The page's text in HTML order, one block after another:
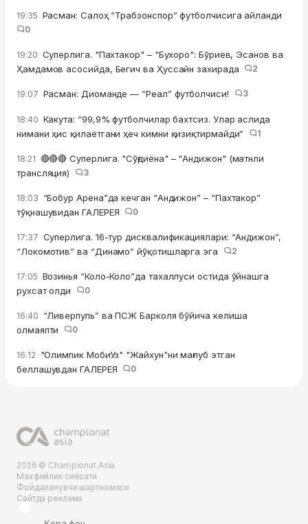
19:35 Расман: Салоҳ “Трабзонспор” футболчисига айланди
0
19:20 Суперлига. "Пахтакор" – "Бухоро": Бўриев, Эсанов ва
Ҳамдамов асосийда, Бегич ва Ҳуссайн захирада
2
19:07 Расман: Диоманде — “Реал” футболчиси! 3
18:40 Какута: “99,9% футболчилар бахтсиз. Улар аслида
нимани ҳис қилаётгани ҳеч кимни қизиқтирмайди”
1
18:21 🔴🔴🔴 Суперлига. "Сўғдиёна" – "Андижон" (матнли
трансляция)
3
18:03 “Бобур Арена”да кечган “Андижон” – “Пахтакор”
тўқнашувидан ГАЛЕРЕЯ
0
17:37 Суперлига. 16-тур дисквалификациялари: “Андижон”,
“Локомотив” ва “Динамо” йўқотишларга эга
2
17:05 Возинья “Коло-Коло”да тахаллуси остида ўйнашга
рухсат олди
0
16:40 “Ливерпуль” ва ПСЖ Барколя бўйича келиша
олмаяпти
0
16:12 "Олимпик МобиУз" "Жайхун"ни мағлуб этган
беллашувдан ГАЛЕРЕЯ
0
2026 © Championat.Asia
Махфийлик сиёсати
Фойдаланувчи шартномаси
Сайтда реклама